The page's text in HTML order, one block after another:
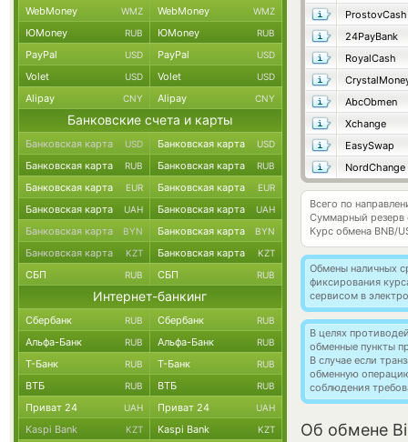
ProstovCash
24PayBank
RoyalCash
AbcObmen
Xchange
EasySwap
NordChange
Всего по
Суммарный резерв
Курс обмена BNB/
Обмены наличных
фиксирования
сервисом в
В целях
обменные пункты
В случае если
обменную
соблюдения
Об обмене
WebMoney WMZ WebMoney WMZ
ЮMoney RUB ЮMoney RUB
PayPal USD PayPal USD
Volet USD Volet USD
Alipay CNY Alipay CNY
Банковские счета и карты
Банковская карта USD Банковская карта USD
Банковская карта RUB Банковская карта RUB
Банковская карта EUR Банковская карта EUR
Банковская карта UAH Банковская карта UAH
Банковская карта BYN Банковская карта BYN
Банковская карта KZT Банковская карта KZT
СБП RUB СБП RUB
Интернет-банкинг
Сбербанк RUB Сбербанк RUB
Альфа-Банк RUB Альфа-Банк RUB
Т-Банк RUB Т-Банк RUB
ВТБ RUB ВТБ RUB
Приват 24 UAH Приват 24 UAH
Kaspi Bank KZT Kaspi Bank KZT